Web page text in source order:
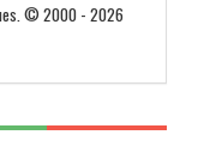
© 2000 - 2026